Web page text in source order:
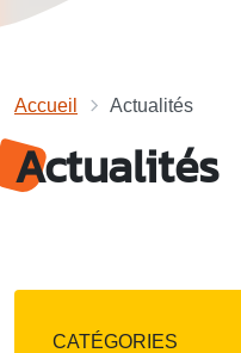
Accueil Actualités
Actualités
CATÉGORIES